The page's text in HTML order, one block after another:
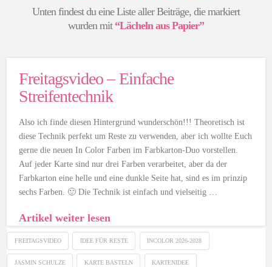
Unten findest du eine Liste aller Beiträge, die markiert
wurden mit “Lächeln aus Papier”
Freitagsvideo – Einfache
Streifentechnik
Also ich finde diesen Hintergrund wunderschön!!! Theoretisch ist
diese Technik perfekt um Reste zu verwenden, aber ich wollte Euch
gerne die neuen In Color Farben im Farbkarton-Duo vorstellen.
Auf jeder Karte sind nur drei Farben verarbeitet, aber da der
Farbkarton eine helle und eine dunkle Seite hat, sind es im prinzip
sechs Farben. 🙂 Die Technik ist einfach und vielseitig …
Artikel weiter lesen
FREITAGSVIDEO IDEE FÜR RESTE INCOLOR 2026-2028
JASMIN SCHULZE KARTE BASTELN KARTENIDEE